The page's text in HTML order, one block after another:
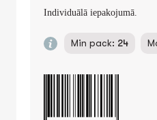
Individuālā iepakojumā.
Min pack: 24